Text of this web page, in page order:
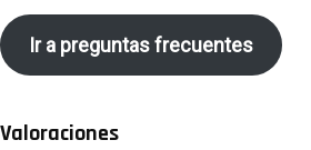
Ir a preguntas frecuentes
Valoraciones